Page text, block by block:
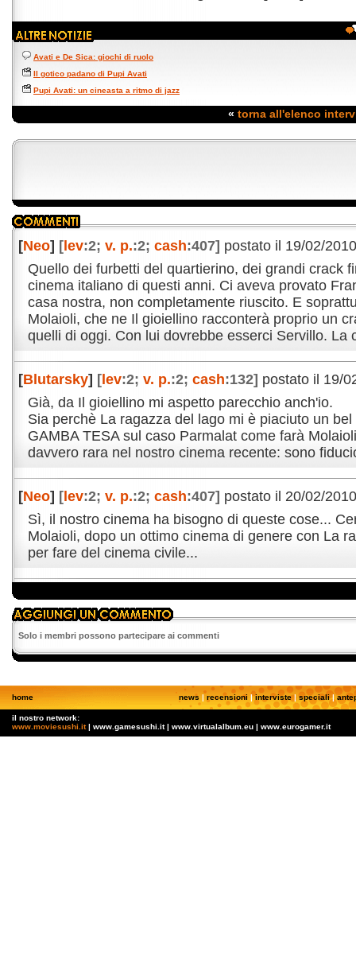
Avati e De Sica: giochi di ruolo
Il gotico padano di Pupi Avati
Pupi Avati: un cineasta a ritmo di jazz
« torna all'elenco
[Neo] [ lev:2; v. p.:2; cash:407] postato il 19/02/
Quello dei furbetti del quartierino, dei grandi crack
cinema italiano di questi anni. Ci aveva provato
casa nostra, non completamente riuscito. E
Molaioli, che ne Il gioiellino racconterà proprio un
quelli di oggi. Con lui dovrebbe esserci Servillo. La
[Blutarsky] [ lev:2; v. p.:2; cash:132] postato il 19/
Già, da Il gioiellino mi aspetto parecchio anch'io.
Sia perchè La ragazza del lago mi è piaciuto un
GAMBA TESA sul caso Parmalat come farà
davvero rara nel nostro cinema recente: sono
[Neo] [ lev:2; v. p.:2; cash:407] postato il 20/02/
Sì, il nostro cinema ha bisogno di queste cose...
Molaioli, dopo un ottimo cinema di genere con La
per fare del cinema civile...
Solo i membri possono partecipare ai commenti
home news |recensioni |interviste|speciali|
il nostro network:
www.moviesushi.it| www.gamesushi.it | www.virtualalbum.eu | www.eurogamer.it